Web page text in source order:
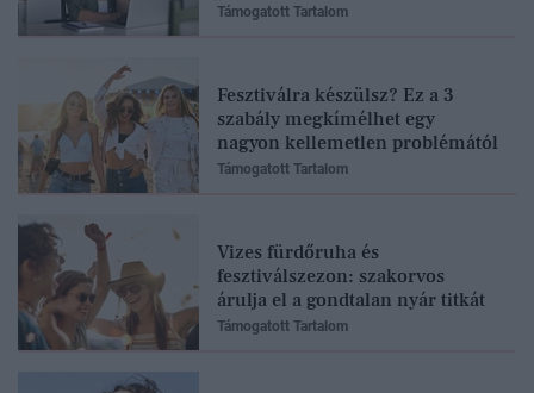
Támogatott Tartalom
Fesztiválra készülsz? Ez a 3
szabály megkímélhet egy
nagyon kellemetlen problémától
Támogatott Tartalom
Vizes fürdőruha és
fesztiválszezon: szakorvos
árulja el a gondtalan nyár titkát
Támogatott Tartalom